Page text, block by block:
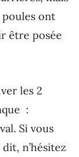
poules ont
être posée
les 2
:
Si vous
n’hésitez